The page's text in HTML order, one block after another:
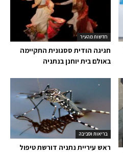
חדשות מהעיר
חגיגה הודית ססגונית התקיימה
באולם בית יוחנן בנתניה
בריאות וסביבה
ראש עיריית נתניה דורשת טיפול